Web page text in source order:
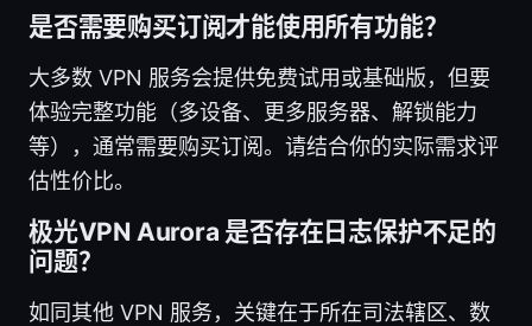
是否需要购买订阅才能使用所有功能？
大多数 VPN 服务会提供免费试用或基础版，但要
体验完整功能（多设备、更多服务器、解锁能力
等），通常需要购买订阅。请结合你的实际需求评
估性价比。
极光VPN Aurora 是否存在日志保护不足的
问题？
如同其他 VPN 服务，关键在于所在司法辖区、数